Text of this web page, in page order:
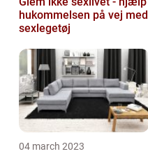
hukommelsen på vej med
sexlegetøj
04 march 2023